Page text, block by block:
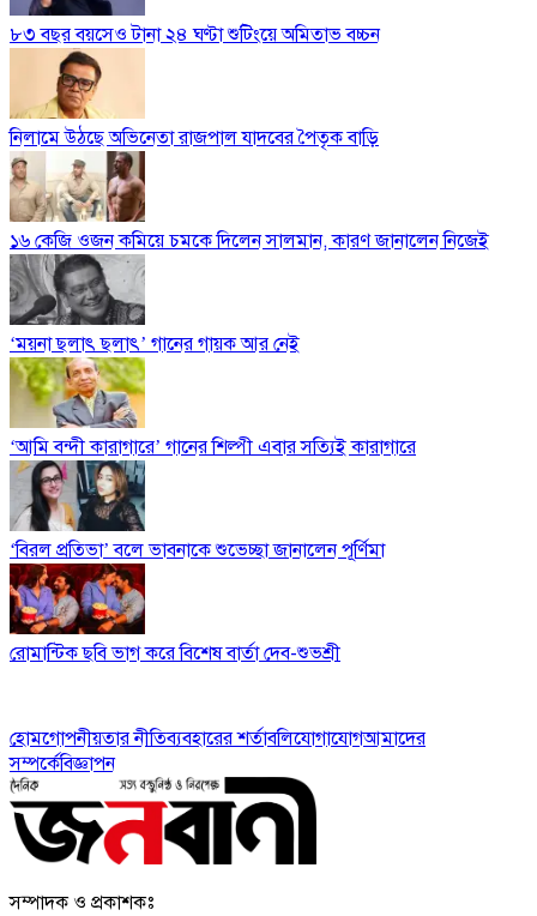
৮৩ বছর বয়সেও টানা ২৪ ঘণ্টা শুটিংয়ে অমিতাভ বচ্চন
নিলামে উঠছে অভিনেতা রাজপাল যাদবের পৈতৃক বাড়ি
১৬ কেজি ওজন কমিয়ে চমকে দিলেন সালমান, কারণ জানালেন নিজেই
‘ময়না ছলাৎ ছলাৎ’ গানের গায়ক আর নেই
‘আমি বন্দী কারাগারে’ গানের শিল্পী এবার সত্যিই কারাগারে
‘বিরল প্রতিভা’ বলে ভাবনাকে শুভেচ্ছা জানালেন পূর্ণিমা
রোমান্টিক ছবি ভাগ করে বিশেষ বার্তা দেব-শুভশ্রী
হোমগোপনীয়তার নীতিব্যবহারের শর্তাবলিযোগাযোগআমাদের
সম্পর্কেবিজ্ঞাপন
সম্পাদক ও প্রকাশকঃ